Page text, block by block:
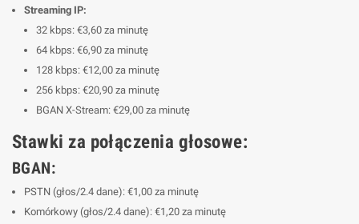
Streaming IP:
32 kbps: €3,60 za minutę
64 kbps: €6,90 za minutę
128 kbps: €12,00 za minutę
256 kbps: €20,90 za minutę
BGAN X-Stream: €29,00 za minutę
Stawki za połączenia głosowe:
BGAN:
PSTN (głos/2.4 dane): €1,00 za minutę
Komórkowy (głos/2.4 dane): €1,20 za minutę